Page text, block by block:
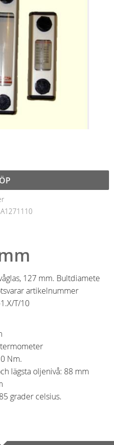
127 mm. Bultdiamete
artikelnummer
T/10
Nm.
lägsta oljenivå: 88 mm
grader celsius.